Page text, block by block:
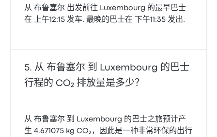
从 布鲁塞尔 出发前往 Luxembourg 的最早巴士
在 上午12:15 发车. 最晚的巴士在 下午11:35 发出.
从 布鲁塞尔 到 Luxembourg 的巴士
行程的 CO₂ 排放量是多少？
从 布鲁塞尔 到 Luxembourg 的巴士之旅预计产
生 4.671075 kg CO₂，因此是一种非常环保的出行